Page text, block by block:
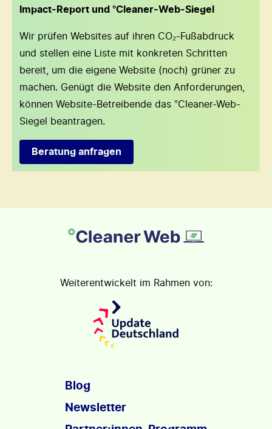
Impact-Report und °Cleaner-Web-Siegel
Wir prüfen Websites auf ihren CO₂-Fußabdruck
und stellen eine Liste mit konkreten Schritten
bereit, um die eigene Website (noch) grüner zu
machen. Genügt die Website den Anforderungen,
können Website-Betreibende das °Cleaner-Web-
Siegel beantragen.
Beratung anfragen
Weiterentwickelt im Rahmen von:
Blog
Newsletter